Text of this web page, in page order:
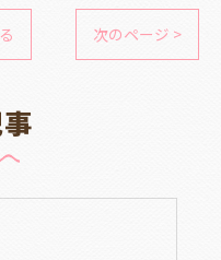
次のページ >